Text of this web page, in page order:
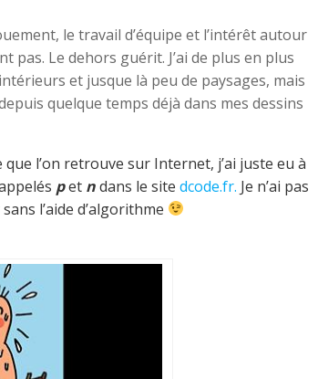
le travail d’équipe et l’intérêt autour
pas. Le dehors guérit. J’ai de plus en plus
et jusque là peu de paysages, mais
quelque temps déjà dans mes dessins
l’on retrouve sur Internet, j’ai juste eu à
pet ndans le site dcode.fr. Je n’ai pas
l’aide d’algorithme